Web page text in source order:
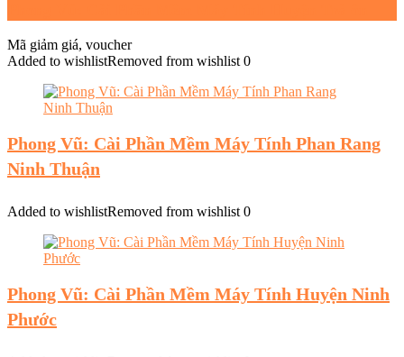
Mã giảm giá, voucher
Added to wishlistRemoved from wishlist 0
Phong Vũ: Cài Phần Mềm Máy Tính Phan Rang
Ninh Thuận
Added to wishlistRemoved from wishlist 0
Phong Vũ: Cài Phần Mềm Máy Tính Huyện Ninh
Phước